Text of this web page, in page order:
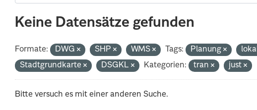
Keine Datensätze gefunden
Formate: DWG SHP WMS Tags: Planung
Stadtgrundkarte
DSGKL Kategorien: tran just
Bitte versuch es mit einer anderen Suche.